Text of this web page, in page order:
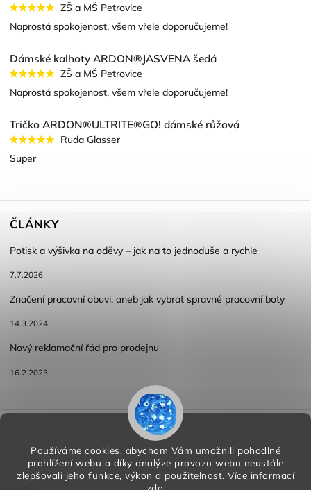
Používáme cookies, abychom Vám umožnili pohodlné
prohlížení webu a díky analýze provozu webu neustále
zlepšovali jeho funkce, výkon a použitelnost. Více informací
zde
ZŠ a MŠ Petrovice
Naprostá spokojenost, všem vřele doporučujeme!
Dámské kalhoty ARDON®JASVENA šedá
ZŠ a MŠ Petrovice
Naprostá spokojenost, všem vřele doporučujeme!
Tričko ARDON®ULTRITE®GO! dámské růžová
Ruda Glasser
Super
ČLÁNKY
Potisk a výšivka na oděvy – jak na to jednoduše a rychle
7.7.2026
Značení pracovní obuvi, aneb jak vybrat spravné pracovní boty
14.3.2024
Nový reklamační řád pro prodejnu
16.2.2023
Reklamace a vracení zboží
Podmínky ochrany osobních údajů